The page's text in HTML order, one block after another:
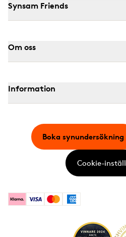
Synsam Friends
Om oss
Information
KlarnaVisa MastercardAmerican Express
Boka synundersökning
Cookie-